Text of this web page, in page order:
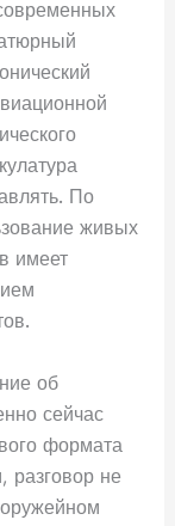
По
живых
имеет
об
сейчас
формата
разговор не